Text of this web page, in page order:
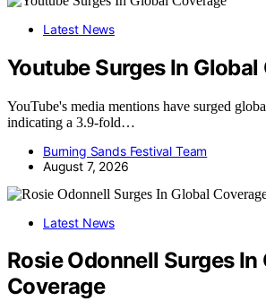
Latest News
Youtube Surges In
YouTube's media mentions have surged
indicating a 3.9-fold…
Burning Sands Festival Team
August 7, 2026
Latest News
Rosie Odonnell Surges In
Coverage